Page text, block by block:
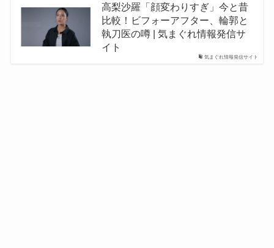
気まぐれ情報発信サイト
高梨沙羅「顔変わりすぎ」今と昔
比較！ビフォーアフター、輪郭と
執刀医の噂 | 気まぐれ情報発信サ
イト